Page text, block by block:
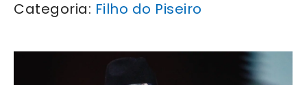
Categoria: Filho do Piseiro